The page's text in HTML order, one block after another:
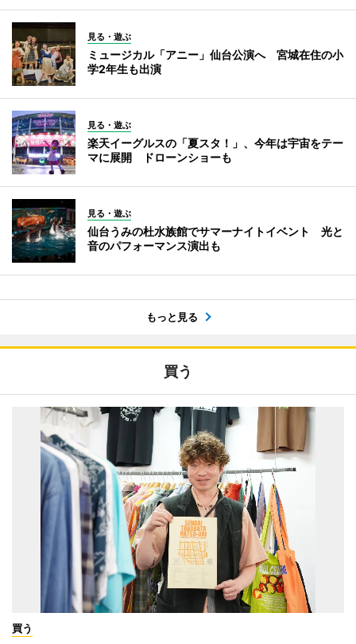
見る・遊ぶ
ミュージカル「アニー」仙台公演へ 宮城在住の小
学2年生も出演
見る・遊ぶ
楽天イーグルスの「夏スタ！」、今年は宇宙をテー
マに展開 ドローンショーも
見る・遊ぶ
仙台うみの杜水族館でサマーナイトイベント 光と
音のパフォーマンス演出も
もっと見る
買う
買う